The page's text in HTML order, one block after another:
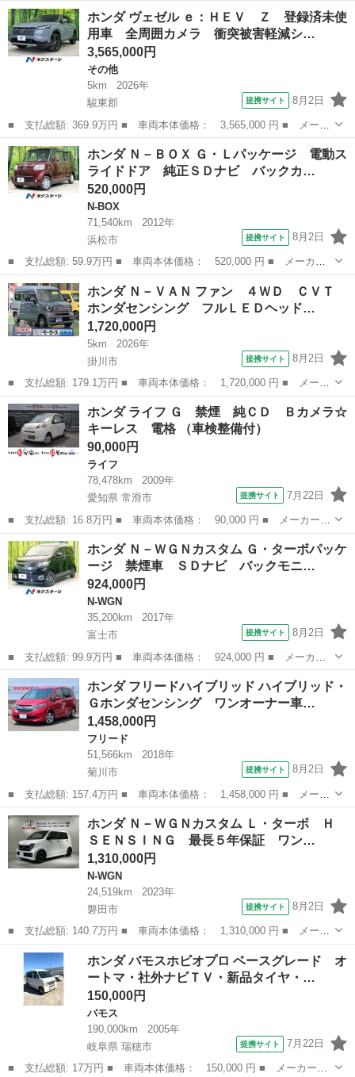
名： ホンダ ■ 車種名： バモス ■ グレード名： ターボ キ
ーレス スペアキー 取説 社外ＡＷ 車検Ｒ９年６月迄 ■ 排気
量： 660cc...
愛知 日進市 バモス
ホンダ ヴェゼル ｅ：ＨＥＶ Ｚ 登録済未使
用車 全周囲カメラ 衝突被害軽減シ…
3,565,000円
その他
5km
2026年
駿東郡
提携サイト 8月2日
■ 支払総額: 369.9万円 ■ 車両本体価格： 3,565,000 円 ■ メーカ
ー名： ホンダ ■ 車種名： ヴェゼル ■ グレード名： ｅ：ＨＥ
Ｖ Ｚ 登録済未使用車 全周囲カメラ 衝突被害軽減システム 電
動リアゲ...
静岡 駿東郡 その他
ホンダ Ｎ－ＢＯＸ Ｇ・Ｌパッケージ 電動ス
ライドドア 純正ＳＤナビ バックカ…
520,000円
N-BOX
71,540km
2012年
浜松市
提携サイト 8月2日
■ 支払総額: 59.9万円 ■ 車両本体価格： 520,000 円 ■ メーカー
名： ホンダ ■ 車種名： Ｎ－ＢＯＸ ■ グレード名： Ｇ・Ｌパ
ッケージ 電動スライドドア 純正ＳＤナビ バックカメラ １００
Ｖ電源 禁煙...
静岡 浜松市 N-BOX
ホンダ Ｎ－ＶＡＮ ファン ４ＷＤ ＣＶＴ
ホンダセンシング フルＬＥＤヘッド…
1,720,000円
5km
2026年
掛川市
提携サイト 8月2日
■ 支払総額: 179.1万円 ■ 車両本体価格： 1,720,000 円 ■ メーカ
ー名： ホンダ ■ 車種名： Ｎ－ＶＡＮ ■ グレード名： ファ
ン ４ＷＤ ＣＶＴ ホンダセンシング フルＬＥＤヘッドライト
アダプティ...
静岡 掛川市 ホンダ
ホンダ ライフ Ｇ 禁煙 純ＣＤ Ｂカメラ☆
キーレス 電格 （車検整備付）
90,000円
ライフ
78,478km
2009年
愛知県 常滑市
提携サイト 7月22日
■ 支払総額: 16.8万円 ■ 車両本体価格： 90,000 円 ■ メーカー
名： ホンダ ■ 車種名： ライフ ■ グレード名： Ｇ 禁煙 純
ＣＤ Ｂカメラ☆キーレス 電格 ■ 排気量： 660cc ■ ドア枚
数： 5...
愛知 常滑市 ライフ
ホンダ Ｎ－ＷＧＮカスタム Ｇ・ターボパッケ
ージ 禁煙車 ＳＤナビ バックモニ…
924,000円
N-WGN
35,200km
2017年
富士市
提携サイト 8月2日
■ 支払総額: 99.9万円 ■ 車両本体価格： 924,000 円 ■ メーカー
名： ホンダ ■ 車種名： Ｎ－ＷＧＮカスタム ■ グレード名：
Ｇ・ターボパッケージ 禁煙車 ＳＤナビ バックモニター シティ
ブレーキ タ...
静岡 富士市 N-WGN
ホンダ フリードハイブリッド ハイブリッド・
Ｇホンダセンシング ワンオーナー車…
1,458,000円
フリード
51,566km
2018年
菊川市
提携サイト 8月2日
■ 支払総額: 157.4万円 ■ 車両本体価格： 1,458,000 円 ■ メーカ
ー名： ホンダ ■ 車種名： フリードハイブリッド ■ グレード
名： ハイブリッド・Ｇホンダセンシング ワンオーナー車 純正メ
モリーナビ...
静岡 菊川市 フリード
ホンダ Ｎ－ＷＧＮカスタム Ｌ・ターボ Ｈ
ＳＥＮＳＩＮＧ 最長５年保証 ワン…
1,310,000円
N-WGN
24,519km
2023年
磐田市
提携サイト 8月2日
■ 支払総額: 140.7万円 ■ 車両本体価格： 1,310,000 円 ■ メーカ
ー名： ホンダ ■ 車種名： Ｎ－ＷＧＮカスタム ■ グレード
名： Ｌ・ターボ Ｈ ＳＥＮＳＩＮＧ 最長５年保証 ワンオ－ナ
－ ナビＬＸ...
静岡 磐田市 N-WGN
ホンダ バモスホビオプロ ベースグレード オ
ートマ・社外ナビＴＶ・新品タイヤ・…
150,000円
バモス
190,000km
2005年
岐阜県 瑞穂市
提携サイト 7月22日
■ 支払総額: 17万円 ■ 車両本体価格： 150,000 円 ■ メーカー